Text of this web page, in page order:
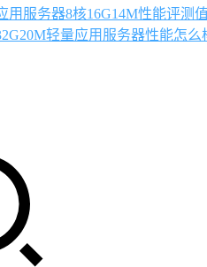
用服务器8核16G14M性能评测
轻量应用服务器性能怎么